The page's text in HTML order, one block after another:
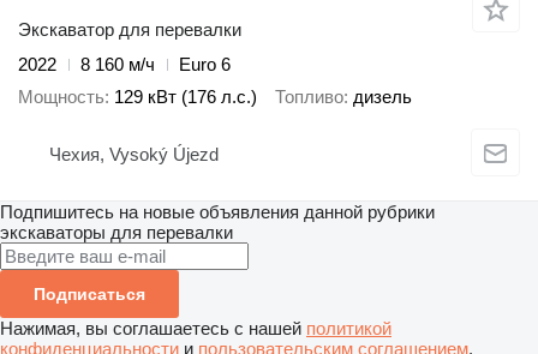
Экскаватор для перевалки
2022
8 160 м/ч
Euro 6
Мощность 129 кВт (176 л.с.) Топливо дизель
Чехия, Vysoký Újezd
Подпишитесь на новые объявления данной рубрики
экскаваторы для перевалки
Подписаться
Нажимая, вы соглашаетесь с нашей политикой
конфиденциальности и пользовательским соглашением.